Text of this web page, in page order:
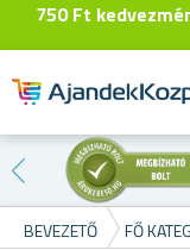
750 Ft
BEVEZETŐ FŐ